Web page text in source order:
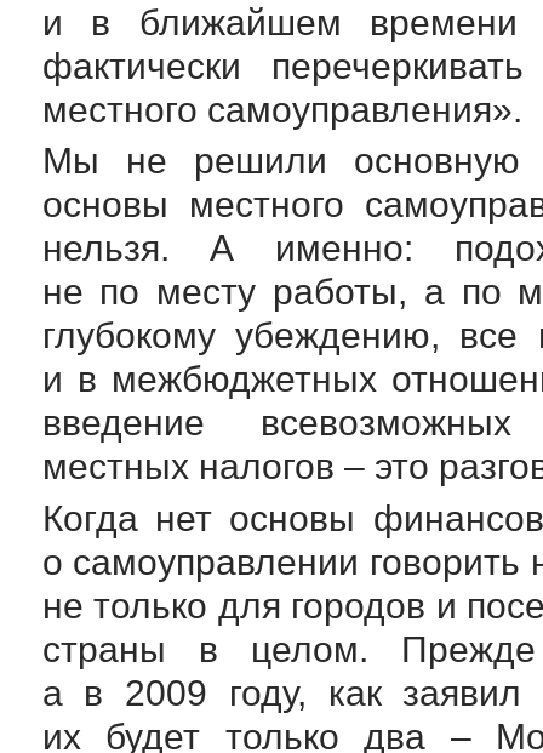
и в ближайшем времени
фактически
местного самоуправления».
Мы не решили основную
основы местного
нельзя. А именно:
не по месту работы, а по
глубокому убеждению,
и в межбюджетных
введение всевозможных
местных налогов – это
Когда нет основы
о самоуправлении
не только для городов и
страны в целом.
а в 2009 году, как заявил
их будет только два –